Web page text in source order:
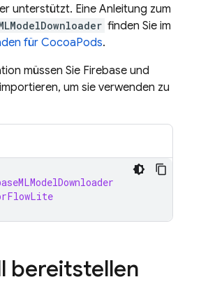
unterstützt. Eine Anleitung zum
finden Sie im
für CocoaPods.
müssen Sie Firebase und
um sie verwenden zu
bereitstellen